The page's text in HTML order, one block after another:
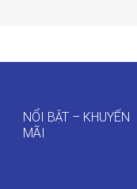
NỔI BẬT – KHUYẾN
MÃI